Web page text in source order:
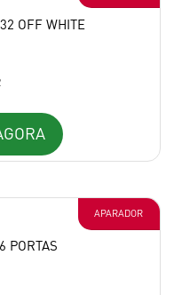
OFF WHITE
APARADOR
PORTAS